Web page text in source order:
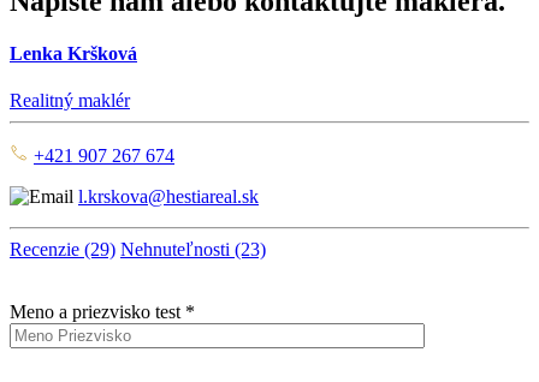
Lenka Kršková
Realitný maklér
+421 907 267 674
l.krskova@hestiareal.sk
Recenzie (29) Nehnuteľnosti (23)
Meno a priezvisko test *